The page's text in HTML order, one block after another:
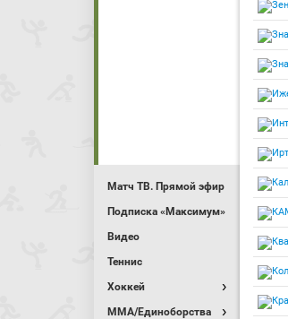
Матч ТВ. Прямой эфир
Подписка «Максимум»
Видео
Теннис
Хоккей
MMA/Единоборства